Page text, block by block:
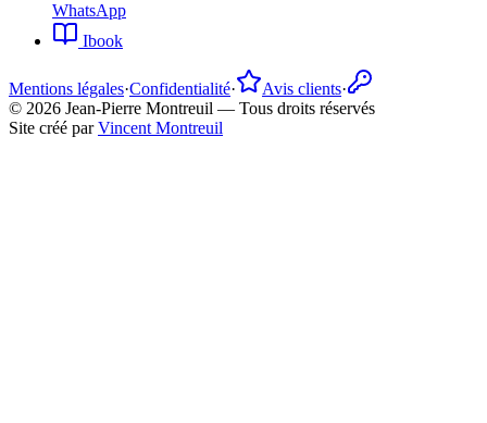
WhatsApp
Ibook
Mentions légales·Confidentialité· Avis clients·
© 2026 Jean-Pierre Montreuil — Tous droits réservés
Site créé par Vincent Montreuil